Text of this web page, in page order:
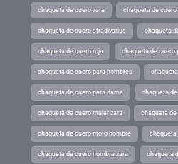
chaqueta de cuero zara chaqueta de cuero
chaqueta de cuero stradivarius chaqueta
chaqueta de cuero roja chaqueta de cuero
chaqueta de cuero para hombres
chaqueta de cuero para dama chaqueta
chaqueta de cuero mujer zara chaqueta
chaqueta de cuero moto hombre chaqueta
chaqueta de cuero hombre zara chaqueta